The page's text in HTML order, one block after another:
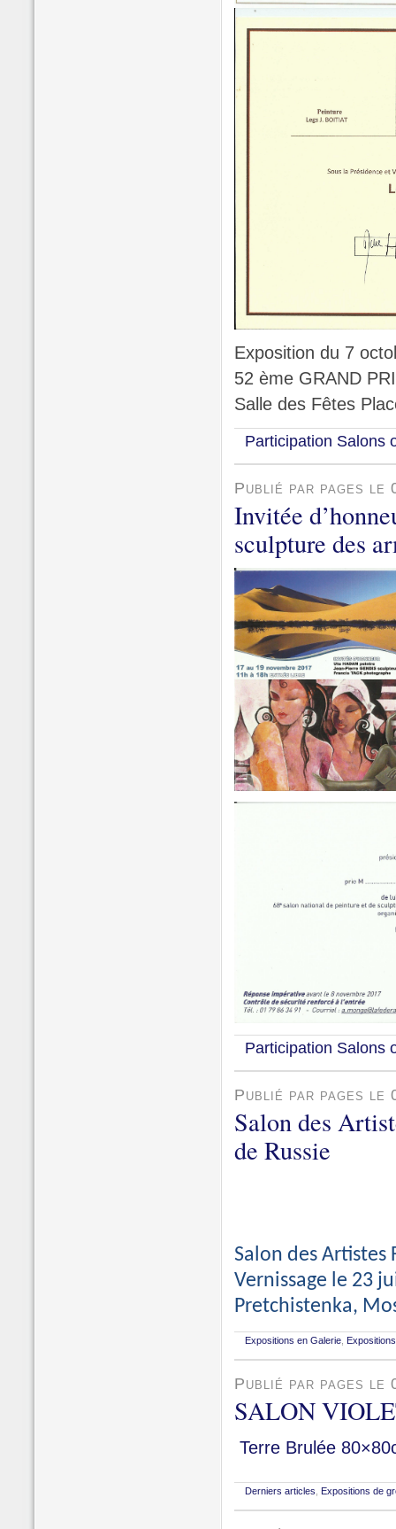
Exposition du 7
52 ème GRAND
Salle des Fêtes
Participation Salons
Publié par pages le
Invitée
sculpture des
Participation Salons
Publié par pages le
Salon des
de Russie
Salon des
Vernissage le 23
Pretchistenka,
Expositions en Galerie
Publié par pages le
SALON
Terre Brulée
Derniers articles Expositions de